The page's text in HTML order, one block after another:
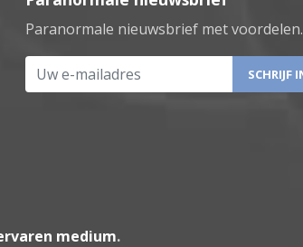
Paranormale nieuwsbrief met voordelen.
Uw e-mailadres
medium.